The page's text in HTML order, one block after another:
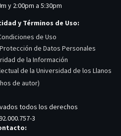
y 2:00pm a 5:30pm
y Términos de Uso:
de Uso
de Datos Personales
de la Información
de la Universidad de los Llanos
de autor)
todos los derechos
3